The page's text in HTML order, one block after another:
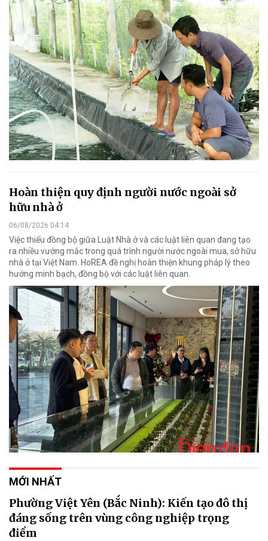
Hoàn thiện quy định người nước ngoài sở
hữu nhà ở
06/08/2026 04:14
Việc thiếu đồng bộ giữa Luật Nhà ở và các luật liên quan đang tạo
ra nhiều vướng mắc trong quá trình người nước ngoài mua, sở hữu
nhà ở tại Việt Nam. HoREA đề nghị hoàn thiện khung pháp lý theo
hướng minh bạch, đồng bộ với các luật liên quan.
MỚI NHẤT
Phường Việt Yên (Bắc Ninh): Kiến tạo đô thị
đáng sống trên vùng công nghiệp trọng
điểm